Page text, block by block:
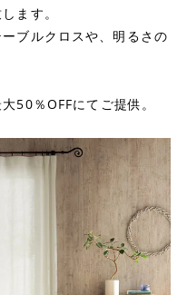
ます。
ブルクロスや、明るさの
50％OFFにてご提供。